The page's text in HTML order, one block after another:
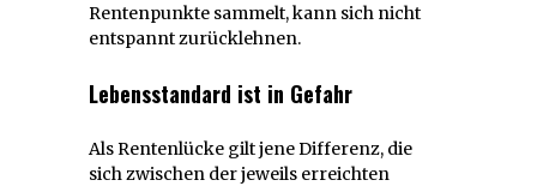
Rentenpunkte sammelt, kann sich nicht
entspannt zurücklehnen.
Lebensstandard ist in Gefahr
Als Rentenlücke gilt jene Differenz, die
sich zwischen der jeweils erreichten